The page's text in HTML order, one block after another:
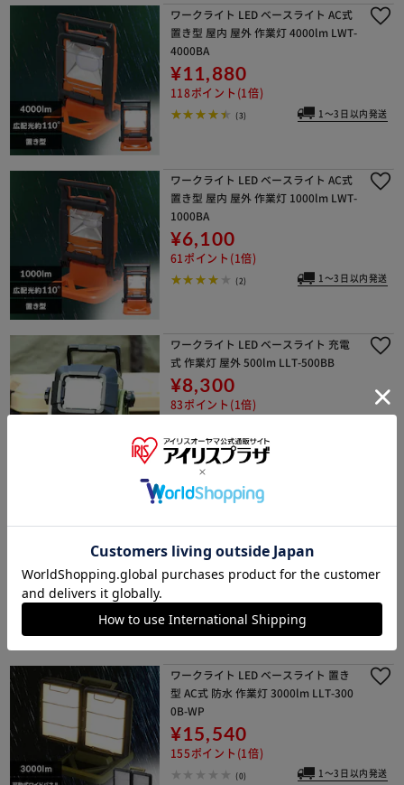
ワークライト LED ベースライト AC式
置き型 屋内 屋外 作業灯 4000lm LWT-
4000BA
¥11,880
118ポイント(1倍)
(3) 1～3日以内発送
ワークライト LED ベースライト AC式
置き型 屋内 屋外 作業灯 1000lm LWT-
1000BA
¥6,100
61ポイント(1倍)
(2) 1～3日以内発送
ワークライト LED ベースライト 充電
式 作業灯 屋外 500lm LLT-500BB
¥8,300
83ポイント(1倍)
00BA
¥9,120
91ポイント(1倍)
ワークライト LED ベースライト 置き
型 AC式 防水 作業灯 3000lm LLT-300
0B-WP
¥15,540
155ポイント(1倍)
(0) 1～3日以内発送